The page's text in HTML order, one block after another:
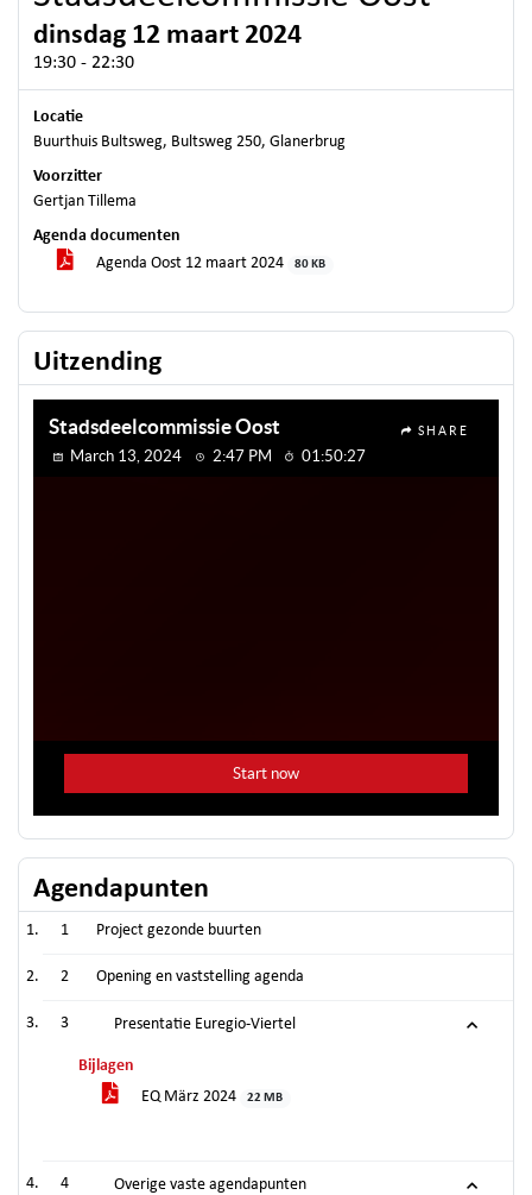
dinsdag 12 maart 2024
19:30 - 22:30
Locatie
Buurthuis Bultsweg, Bultsweg 250, Glanerbrug
Voorzitter
Gertjan Tillema
Agenda documenten
Agenda Oost 12 maart 2024
80 KB
Uitzending
Agendapunten
1 Project gezonde buurten
2 Opening en vaststelling agenda
3 Presentatie Euregio-Viertel
Bijlagen
EQ März 2024
22 MB
4 Overige vaste agendapunten